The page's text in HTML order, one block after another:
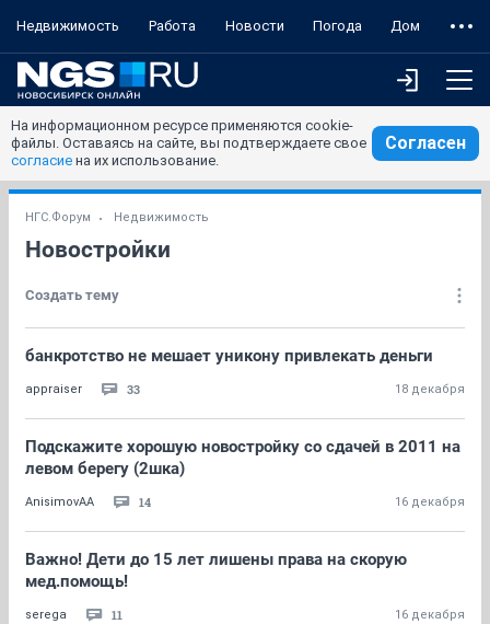
Недвижимость Работа Новости Погода Дом
На информационном ресурсе применяются cookie-
файлы. Оставаясь на сайте, вы подтверждаете свое
согласие на их использование.
Согласен
НГС.Форум Недвижимость
Новостройки
Создать тему
банкротство не мешает уникону привлекать деньги
appraiser 33 18 декабря
Подскажите хорошую новостройку со сдачей в 2011 на
левом берегу (2шка)
AnisimovAA 14 16 декабря
Важно! Дети до 15 лет лишены права на скорую
мед.помощь!
serega 11 16 декабря